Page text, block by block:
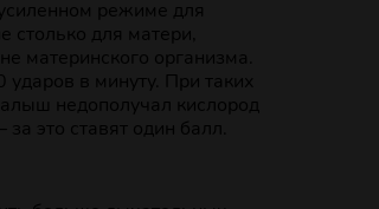
режиме для
столько для матери,
материнского организма.
в минуту. При таких
недополучал кислород
это ставят один балл.